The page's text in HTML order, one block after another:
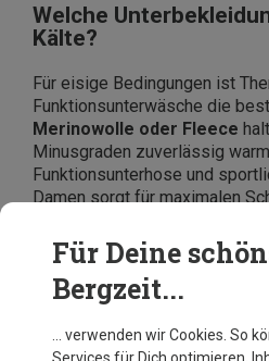
Welche
Kälte?
Für eisige Bedingungen ist
Funktionsunterwäsche die
Merinowolle oder Fleece
Minusgraden zuverlässig
Funktionsunterhose und
Damen sorgt für maximalen
bieten und Druckstellen
von Bergzeitfindest Du eine
Funktionsunterwäsche für
Bedürfnisse zugeschnitten sind.
Für Deine
Bergzeit...
… verwenden wir Cookies. So